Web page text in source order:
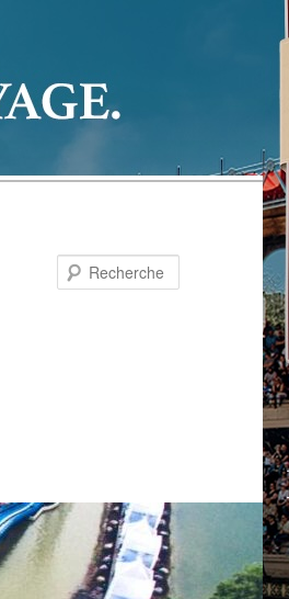
Recherche